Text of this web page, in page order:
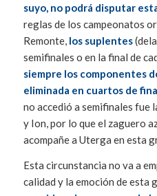
suyo, no podrá disputar
reglas de los campeonatos
Remonte, los suplentes
semifinales o en la final de
siempre los componentes
eliminada en cuartos de
no accedió a semifinales fue
y Ion, por lo que el zaguero
acompañe a Uterga en esta
Esta circunstancia no va a
calidad y la emoción de esta